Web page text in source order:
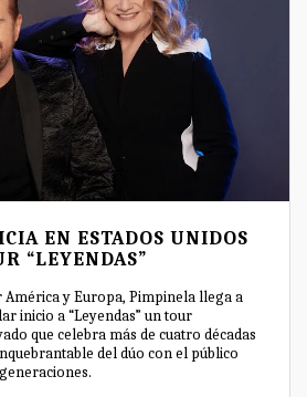
EN ESTADOS UNIDOS
“LEYENDAS”
América y Europa, Pimpinela llega a
inicio a “Leyendas” un tour
que celebra más de cuatro décadas
del dúo con el público